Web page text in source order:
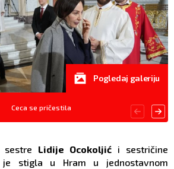
Ceca se pričestila
Pogledaj galeriju
Lidije Ocokoljić i sestričine
stigla u Hram u jednostavnom